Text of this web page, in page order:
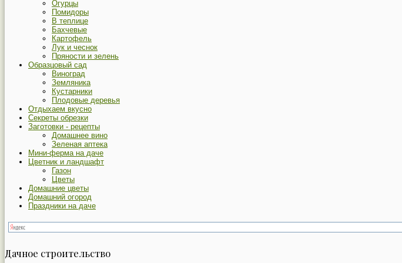
Огурцы
Помидоры
В теплице
Бахчевые
Картофель
Лук и чеснок
Пряности и зелень
Образцовый сад
Виноград
Земляника
Кустарники
Плодовые деревья
Отдыхаем вкусно
Секреты обрезки
Заготовки - рецепты
Домашнее вино
Зеленая аптека
Мини-ферма на даче
Цветник и ландшафт
Газон
Цветы
Домашние цветы
Домашний огород
Праздники на даче
Дачное строительство